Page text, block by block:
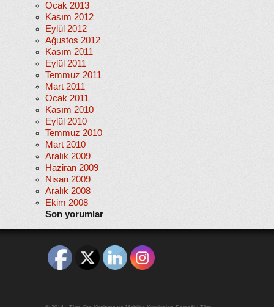
Ocak 2013
Kasım 2012
Eylül 2012
Ağustos 2012
Kasım 2011
Eylül 2011
Temmuz 2011
Mart 2011
Ocak 2011
Kasım 2010
Eylül 2010
Temmuz 2010
Mart 2010
Aralık 2009
Haziran 2009
Nisan 2009
Aralık 2008
Ekim 2008
Son yorumlar